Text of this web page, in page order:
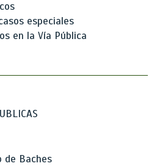
especiales
en la Vía Pública
de Baches